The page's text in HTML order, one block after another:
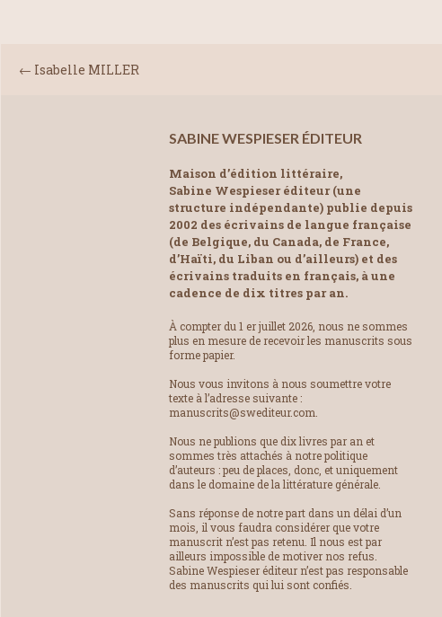
← Isabelle MILLER
SABINE WESPIESER ÉDITEUR
Maison d’édition littéraire,
Sabine Wespieser éditeur (une
structure indépendante) publie depuis
2002 des écrivains de langue française
(de Belgique, du Canada, de France,
d’Haïti, du Liban ou d’ailleurs) et des
écrivains traduits en français, à une
cadence de dix titres par an.
À compter du 1 er juillet 2026, nous ne sommes
plus en mesure de recevoir les manuscrits sous
forme papier.
Nous vous invitons à nous soumettre votre
texte à l’adresse suivante :
manuscrits@swediteur.com.
Nous ne publions que dix livres par an et
sommes très attachés à notre politique
d’auteurs : peu de places, donc, et uniquement
dans le domaine de la littérature générale.
Sans réponse de notre part dans un délai d’un
mois, il vous faudra considérer que votre
manuscrit n’est pas retenu. Il nous est par
ailleurs impossible de motiver nos refus.
Sabine Wespieser éditeur n’est pas responsable
des manuscrits qui lui sont confiés.